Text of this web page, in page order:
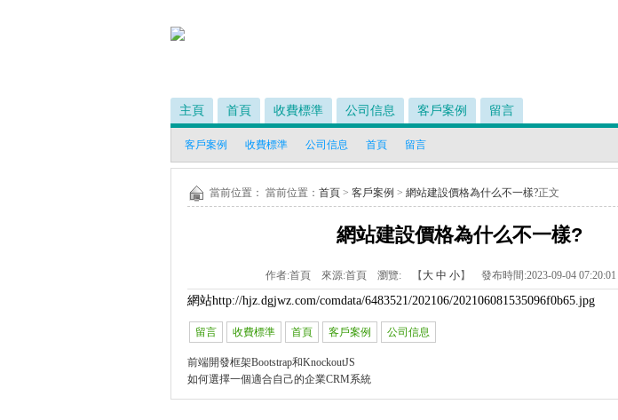
主頁 首頁 收費標準 公司信息 客戶案例 留言
客戶案例 收費標準 公司信息 首頁 留言
當前位置： 當前位置： 首頁 > 客戶案例 > 網站建設價格為什么不一樣?正文
網站建設價格為什么不一樣?
作者:首頁來源:首頁瀏覽:【 大 中 小】 發布時間:2023-09-04 07:20:01
網站http://hjz.dgjwz.com/comdata/6483521/202106/202106081535096f0b65.jpg
留言 收費標準 首頁 客戶案例 公司信息
前端開發框架Bootstrap和KnockoutJS
如何選擇一個適合自己的企業CRM系統